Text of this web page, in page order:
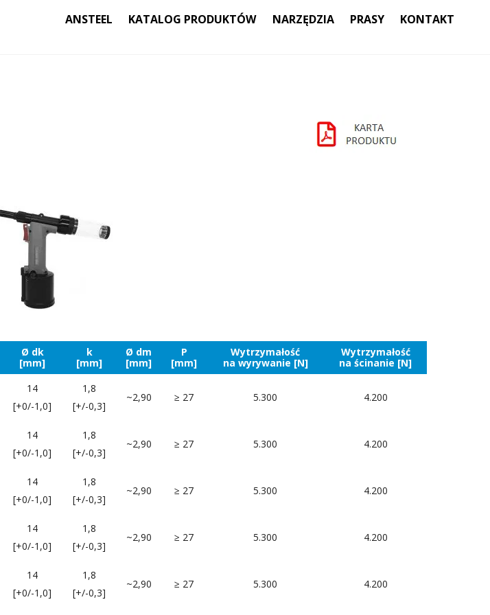
ANSTEEL KATALOG PRODUKTÓW NARZĘDZIA PRASY KONTAKT
Ø dk
[mm]
k
[mm]
Ø dm
[mm]
P
[mm]
Wytrzymałość
na wyrywanie [N]
Wytrzymałość
na ścinanie [N]
14
[+0/-1,0]
1,8
[+/-0,3]
~2,90 ≥ 27 5.300 4.200
14
[+0/-1,0]
1,8
[+/-0,3]
~2,90 ≥ 27 5.300 4.200
14
[+0/-1,0]
1,8
[+/-0,3]
~2,90 ≥ 27 5.300 4.200
14
[+0/-1,0]
1,8
[+/-0,3]
~2,90 ≥ 27 5.300 4.200
14
[+0/-1,0]
1,8
[+/-0,3]
~2,90 ≥ 27 5.300 4.200